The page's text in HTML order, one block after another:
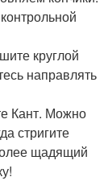
круглой
направлять
Кант. Можно
стригите
щадящий